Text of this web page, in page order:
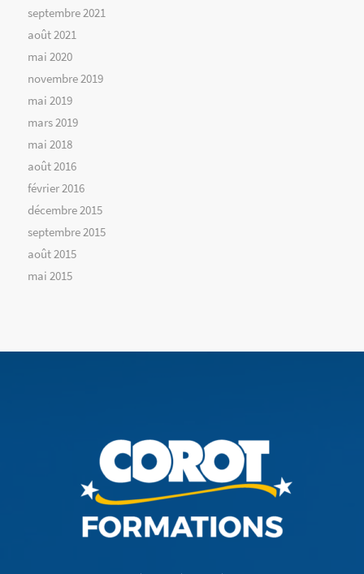
septembre 2021
août 2021
mai 2020
novembre 2019
mai 2019
mars 2019
mai 2018
août 2016
février 2016
décembre 2015
septembre 2015
août 2015
mai 2015